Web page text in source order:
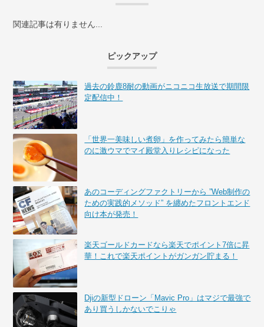
関連記事は有りません...
ピックアップ
過去の鈴鹿8耐の動画がニコニコ生放送で期間限
定配信中！
「世界一美味しい煮卵」を作ってみたら簡単な
のに激ウマでマイ殿堂入りレシピになった
あのコーディングファクトリーから ”Web制作の
ための実践的メソッド” を纏めたフロントエンド
向け本が発売！
楽天ゴールドカードなら楽天でポイント7倍に昇
華！これで楽天ポイントがガンガン貯まる！
Djiの新型ドローン「Mavic Pro」はマジで最強で
あり買うしかないでこりゃ